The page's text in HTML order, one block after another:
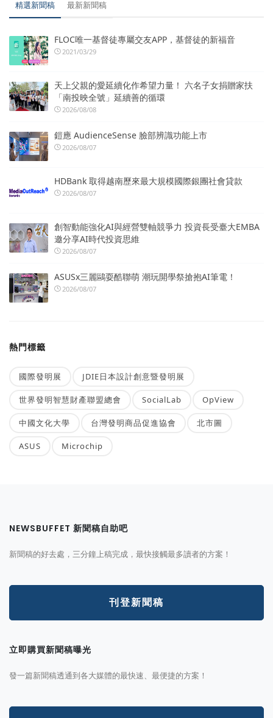
精選新聞稿 最新新聞稿
FLOC唯一基督徒專屬交友APP，基督徒的新福音
2021/03/29
天上父親的愛延續化作希望力量！ 六名子女捐贈家扶
「南投映全號」延續善的循環
2026/08/08
鎧應 AudienceSense 臉部辨識功能上市
2026/08/07
HDBank 取得越南歷來最大規模國際銀團社會貸款
2026/08/07
創智動能強化AI與經營雙軸競爭力 投資長受臺大EMBA
邀分享AI時代投資思維
2026/08/07
ASUSx三麗鷗耍酷聯萌 潮玩開學祭搶抱AI筆電！
2026/08/07
熱門標籤
國際發明展 JDIE日本設計創意暨發明展
世界發明智慧財產聯盟總會 SocialLab OpView
中國文化大學 台灣發明商品促進協會 北市圖
ASUS Microchip
NEWSBUFFET 新聞稿自助吧
新聞稿的好去處，三分鐘上稿完成，最快接觸最多讀者的方案！
刊登新聞稿
立即購買新聞稿曝光
發一篇新聞稿透通到各大媒體的最快速、最便捷的方案！